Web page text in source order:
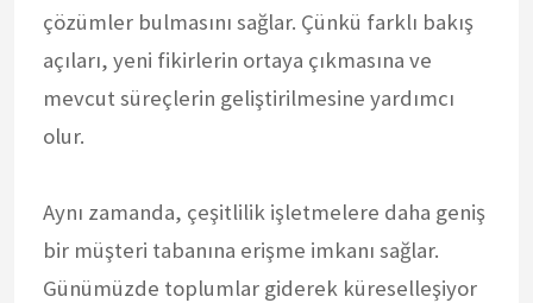
çözümler bulmasını sağlar. Çünkü farklı bakış
açıları, yeni fikirlerin ortaya çıkmasına ve
mevcut süreçlerin geliştirilmesine yardımcı
olur.
Aynı zamanda, çeşitlilik işletmelere daha geniş
bir müşteri tabanına erişme imkanı sağlar.
Günümüzde toplumlar giderek küreselleşiyor